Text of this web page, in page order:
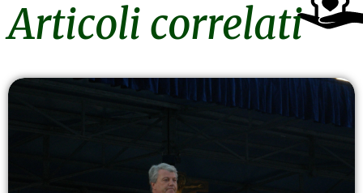
Articoli correlati